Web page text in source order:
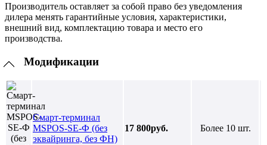
Производитель оставляет за собой право без уведомления
дилера менять гарантийные условия, характеристики,
внешний вид, комплектацию товара и место его
производства.
Модификации
Смарт-терминал
MSPOS-SE-Ф (без
эквайринга, без ФН)
17 800руб. Более 10 шт.